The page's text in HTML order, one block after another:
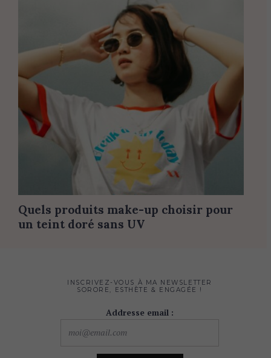
Quels produits make-up choisir pour
un teint doré sans UV
INSCRIVEZ-VOUS À MA NEWSLETTER
SORORE, ESTHÈTE & ENGAGÉE !
Addresse email :